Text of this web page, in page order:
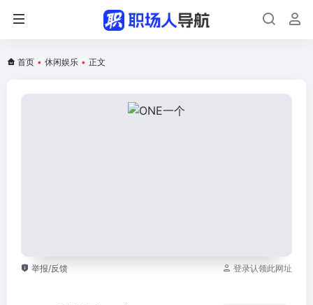
首页 • 休闲娱乐 • 正文
举报/反馈 登录认领此网址